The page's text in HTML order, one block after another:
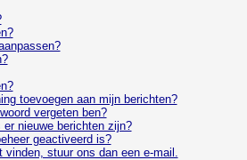
toevoegen aan mijn berichten?
vergeten ben?
nieuwe berichten zijn?
geactiveerd is?
stuur ons dan een e-mail.